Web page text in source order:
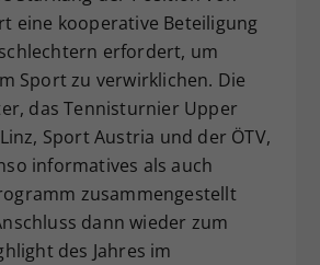
eine kooperative Beteiligung
erfordert, um
Sport zu verwirklichen. Die
das Tennisturnier Upper
Sport Austria und der ÖTV,
informatives als auch
zusammengestellt
dann wieder zum
des Jahres im